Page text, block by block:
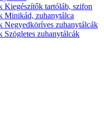
Kiegészítők tartóláb, szifon
Minikád, zuhanytálca
Negyedköríves zuhanytálcák
Szögletes zuhanytálcák